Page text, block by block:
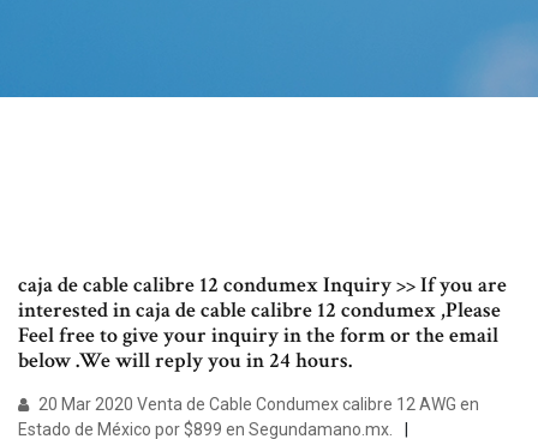
caja de cable calibre 12 condumex Inquiry >> If you are
interested in caja de cable calibre 12 condumex ,Please
Feel free to give your inquiry in the form or the email
below .We will reply you in 24 hours.
20 Mar 2020 Venta de Cable Condumex calibre 12 AWG en
Estado de México por $899 en Segundamano.mx.